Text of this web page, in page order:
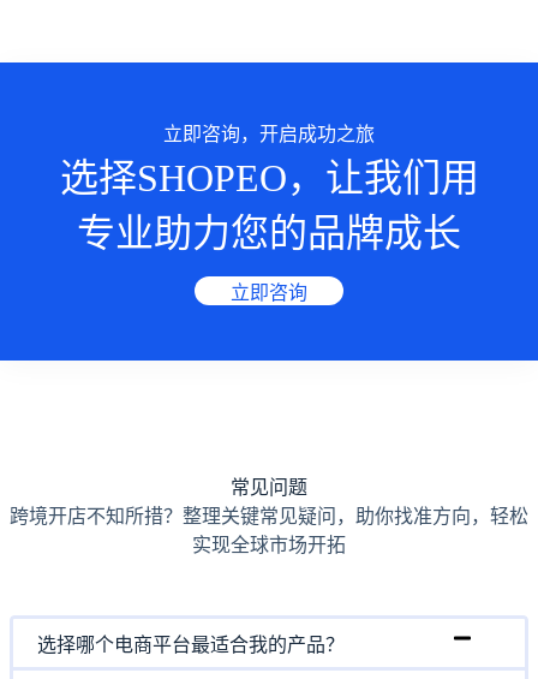
立即咨询，开启成功之旅
选择SHOPEO，让我们用
专业助力您的品牌成长
立即咨询
常见问题
跨境开店不知所措？整理关键常见疑问，助你找准方向，轻松
实现全球市场开拓
选择哪个电商平台最适合我的产品？